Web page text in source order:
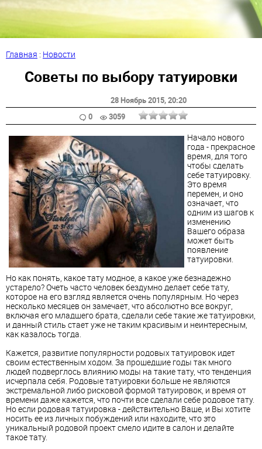
Главная : Новости
Советы по выбору татуировки
28 Ноябрь 2015, 20:20
0
3059
Начало нового
года - прекрасное
время, для того
чтобы сделать
себе татуировку.
Это время
перемен, и оно
означает, что
одним из шагов к
изменению
Вашего образа
может быть
появление
татуировки.
Но как понять, какое тату модное, а какое уже безнадежно
устарело? Очеть часто человек бездумно делает себе тату,
которое на его взгляд является очень популярным. Но через
несколько месяцев он замечает, что абсолютно все вокруг,
включая его младшего брата, сделали себе такие же татуировки,
и данный стиль стает уже не таким красивым и неинтересным,
как казалось тогда.
Кажется, развитие популярности родовых татуировок идет
своим естественным ходом. За прошедшие годы так много
людей подверглось влиянию моды на такие тату, что тенденция
исчерпала себя. Родовые татуировки больше не являются
экстремальной либо рисковой формой татуировок, и время от
времени даже кажется, что почти все сделали себе родовое тату.
Но если родовая татуировка - действительно Ваше, и Вы хотите
носить ее из личных побуждений или находите, что это
уникальный родовой проект смело идите в салон и делайте
такое тату.